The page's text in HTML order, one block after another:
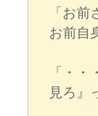
「お
お前自
「・
見ろ』